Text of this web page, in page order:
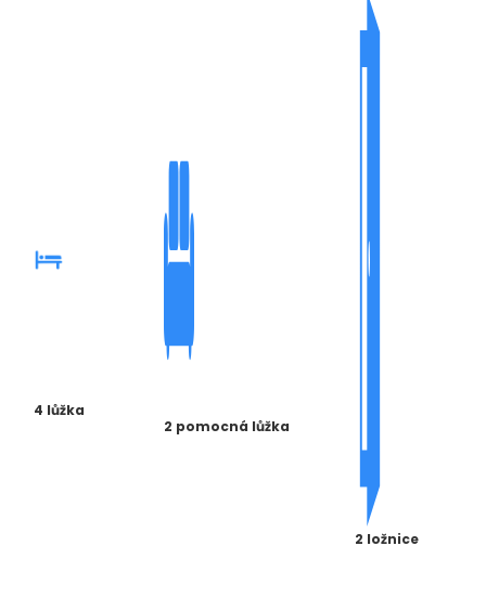
4 lůžka
2 pomocná lůžka
2 ložnice